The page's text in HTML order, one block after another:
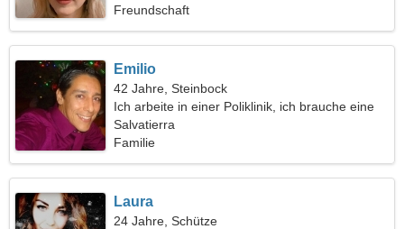
Freundschaft
Emilio
42 Jahre, Steinbock
Ich arbeite in einer Poliklinik, ich brauche eine
wundervolle Frau
Salvatierra
Familie
Laura
24 Jahre, Schütze